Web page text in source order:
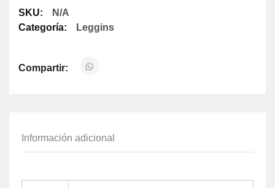
SKU:
N/A
Categoría:
Leggins
Compartir:
Información adicional